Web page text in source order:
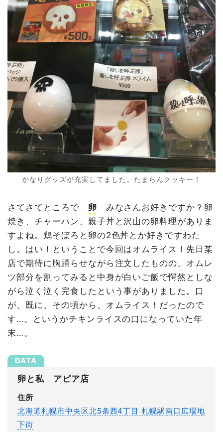
かなりグッズが充実してました。たまらんクッキー！
さてさてところで 卵 みなさんお好きですか？卵
焼き、チャーハン、親子丼と沢山の卵料理がありま
すよね。鶏そぼろと卵の2色丼とか好きですわた
し。はい！ということで今回はオムライス！先日某
店で期待に胸踊らせながら注文したものの、オムレ
ツ部分を割ってみると中身が白いご飯で愕然としな
がら泣く泣く完食したという事がありました。口
が、既に、その頃から、オムライス！だったので
す…。というかチキンライスの口になっていた年
末…。
卵と私 アピア店
住所
北海道札幌市中央区北5条西4丁目 札幌駅南口広場地
下街